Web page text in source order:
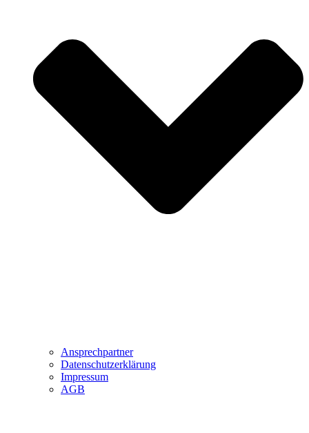
Ansprechpartner
Datenschutzerklärung
Impressum
AGB